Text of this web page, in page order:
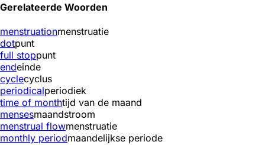
Gerelateerde Woorden
menstruationmenstruatie
dotpunt
full stoppunt
endeinde
cyclecyclus
periodicalperiodiek
time of monthtijd van de maand
mensesmaandstroom
menstrual flowmenstruatie
monthly periodmaandelijkse periode